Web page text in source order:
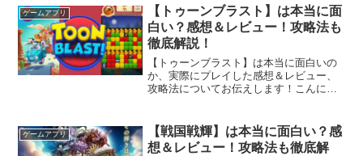
廃した近未来の都市「ソウル」を舞台
に、...
ゲームアプリ
【トゥーンブラスト】は本当に面
白い？感想＆レビュー！攻略法も
徹底解説！
【トゥーンブラスト】は本当に面白いの
か、実際にプレイした感想＆レビュー、
攻略法についてお伝えします！こんにち
ゲームについて、私が実際に触ってみて
感じた、正直な感想をお伝え...
ゲームアプリ
【戦国戦輝】は本当に面白い？感
想＆レビュー！攻略法も徹底解